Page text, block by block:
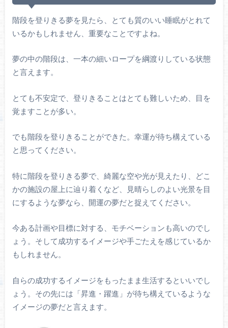
階段を登りきる夢を見たら、とても質のいい睡眠がとれて
いるかもしれません、重要なことですよね。
夢の中の階段は、一本の細いロープを綱渡りしている状態
と言えます。
とても不安定で、登りきることはとても難しいため、目を
覚ますことが多い。
でも階段を登りきることができた。幸運が待ち構えている
と思ってください。
特に階段を登りきる夢で、綺麗な空や光が見えたり、どこ
かの施設の屋上に辿り着くなど、見晴らしのよい光景を目
にするような夢なら、開運の夢だと捉えてください。
今ある計画や目標に対する、モチベーションも高いのでし
ょう。そして成功するイメージや手ごたえを感じているか
もしれません。
自らの成功するイメージをもったまま生活するといいでし
ょう。その先には「昇進・躍進」が待ち構えているような
イメージの夢だと言えます。